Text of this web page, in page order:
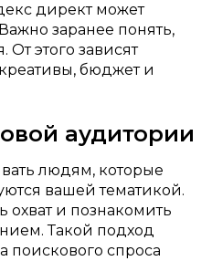
директ может
заранее понять,
От этого зависят
бюджет и
аудитории
людям, которые
вашей тематикой.
охват и познакомить
Такой подход
поискового спроса